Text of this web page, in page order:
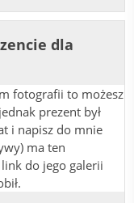
dla
fotografii to możesz
prezent był
i napisz do mnie
ma ten
do jego galerii